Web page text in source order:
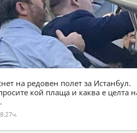
на редовен полет за Истанбул.
кой плаща и каква е целта